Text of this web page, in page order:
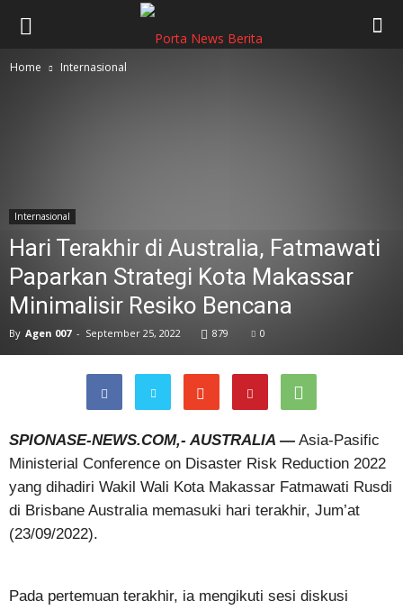
Home Internasional
Internasional
Hari Terakhir di Australia, Fatmawati
Paparkan Strategi Kota Makassar
Minimalisir Resiko Bencana
By Agen 007 - September 25, 2022 879 0
SPIONASE-NEWS.COM,- AUSTRALIA — Asia-Pasific
Ministerial Conference on Disaster Risk Reduction 2022
yang dihadiri Wakil Wali Kota Makassar Fatmawati Rusdi
di Brisbane Australia memasuki hari terakhir, Jum’at
(23/09/2022).
Pada pertemuan terakhir, ia mengikuti sesi diskusi